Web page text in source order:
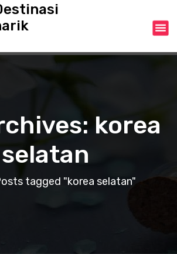
korea
selatan
tagged "korea selatan"